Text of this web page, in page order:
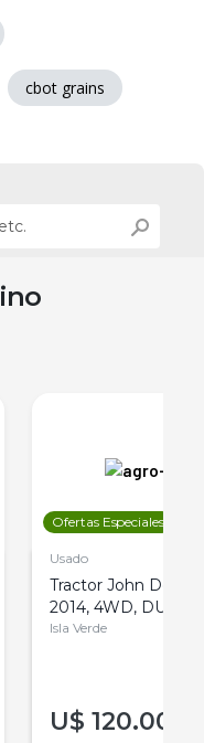
cbot grains
Ofertas Especiales
Usado
Tractor John Deere
2014, 4WD, DUAL
Isla Verde
U$ 120.000